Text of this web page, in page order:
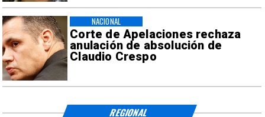
Corte de Apelaciones rechaza
anulación de absolución de
Claudio Crespo
NACIONAL
REGIONAL